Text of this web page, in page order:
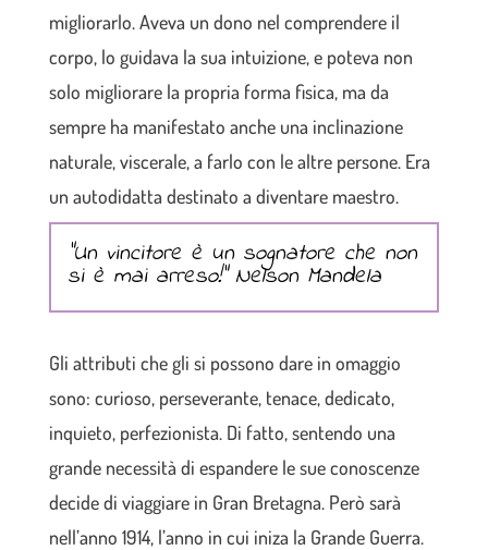
migliorarlo. Aveva un dono nel comprendere il
corpo, lo guidava la sua intuizione, e poteva non
solo migliorare la propria forma fisica, ma da
sempre ha manifestato anche una inclinazione
naturale, viscerale, a farlo con le altre persone. Era
un autodidatta destinato a diventare maestro.
“Un vincitore è un sognatore che non
si è mai arreso!” Nelson Mandela
Gli attributi che gli si possono dare in omaggio
sono: curioso, perseverante, tenace, dedicato,
inquieto, perfezionista. Di fatto, sentendo una
grande necessità di espandere le sue conoscenze
decide di viaggiare in Gran Bretagna. Però sarà
nell’anno 1914, l’anno in cui iniza la Grande Guerra.